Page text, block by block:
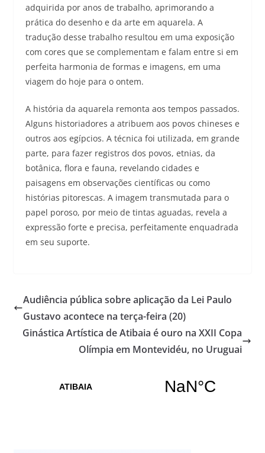
adquirida por anos de trabalho, aprimorando a
prática do desenho e da arte em aquarela. A
tradução desse trabalho resultou em uma exposição
com cores que se complementam e falam entre si em
perfeita harmonia de formas e imagens, em uma
viagem do hoje para o ontem.
A história da aquarela remonta aos tempos passados.
Alguns historiadores a atribuem aos povos chineses e
outros aos egípcios. A técnica foi utilizada, em grande
parte, para fazer registros dos povos, etnias, da
botânica, flora e fauna, revelando cidades e
paisagens em observações científicas ou como
histórias pitorescas. A imagem transmutada para o
papel poroso, por meio de tintas aguadas, revela a
expressão forte e precisa, perfeitamente enquadrada
em seu suporte.
Audiência pública sobre aplicação da Lei Paulo
Gustavo acontece na terça-feira (20)
Ginástica Artística de Atibaia é ouro na XXII Copa
Olímpia em Montevidéu, no Uruguai